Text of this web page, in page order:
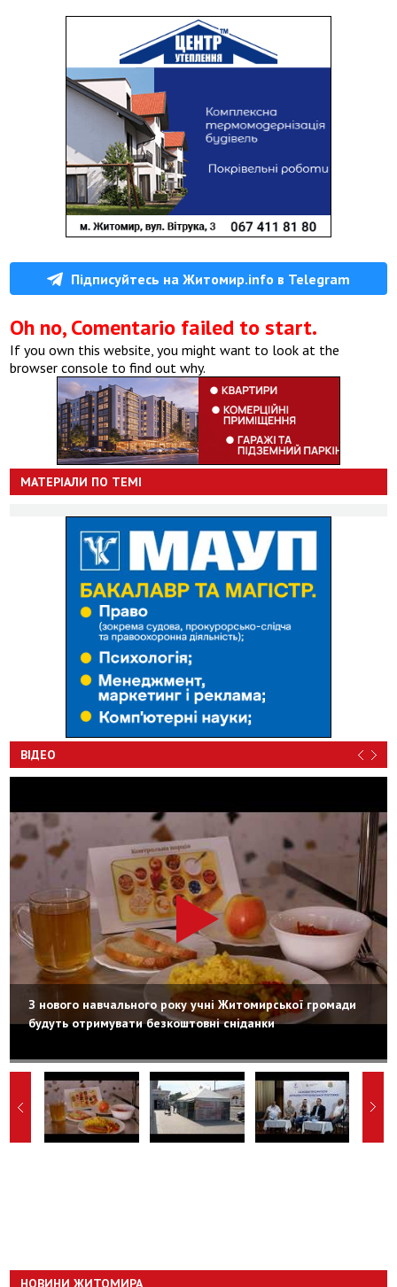
Підписуйтесь на Житомир.info в Telegram
Oh no, Comentario failed to start.
If you own this website, you might want to look at the
browser console to find out why.
МАТЕРІАЛИ ПО ТЕМІ
ВІДЕО
З нового навчального року учні Житомирської громади
будуть отримувати безкоштовні сніданки
НОВИНИ ЖИТОМИРА